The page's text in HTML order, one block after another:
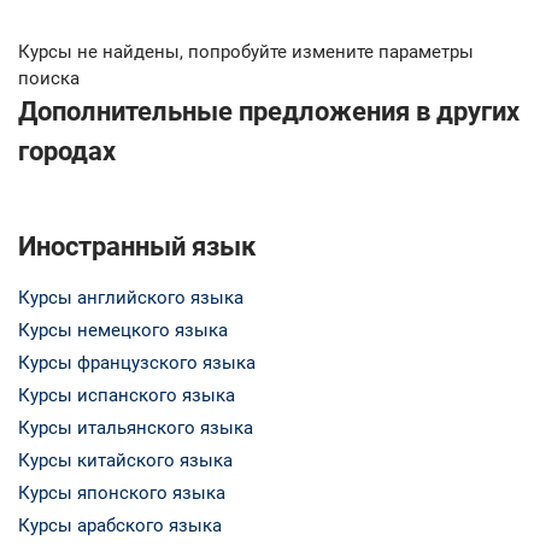
Курсы не найдены, попробуйте измените параметры
поиска
Дополнительные предложения в других
городах
Иностранный язык
Курсы английского языка
Курсы немецкого языка
Курсы французского языка
Курсы испанского языка
Курсы итальянского языка
Курсы китайского языка
Курсы японского языка
Курсы арабского языка